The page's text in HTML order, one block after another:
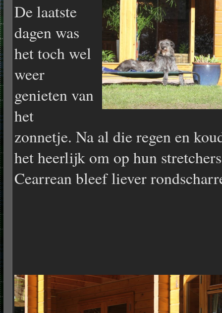
De laatste
dagen was
het toch wel
weer
genieten van
het
zonnetje. Na al die regen en
het heerlijk om op hun
Cearrean bleef liever